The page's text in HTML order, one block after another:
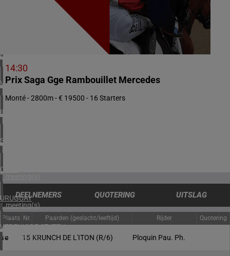
ZUID-AFRIKA
1 meeting(s)
VERENIGD KONINKRIJK
3 meeting(s)
IERLAND
2 meeting(s)
SPANJE
1 meeting(s)
CHILI
1 meeting(s)
URUGUAY
1 meeting(s)
VERENIGDE STATEN
4 meeting(s)
14:30
Prix Saga Gge Rambouillet Mercedes
Monté - 2800m - € 19500 - 16 Starters
DEELNEMERS QUOTERING UITSLAG
Plaats Nr. Paarden (geslacht/leeftijd) Rijder Quotering
1e 15 KRUNCH DE L'ITON (R/6) Ploquin Pau. Ph.